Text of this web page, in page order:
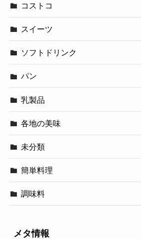
コストコ
スイーツ
ソフトドリンク
パン
乳製品
各地の美味
未分類
簡単料理
調味料
メタ情報